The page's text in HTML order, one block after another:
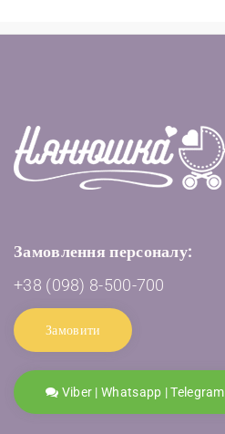
Замовлення персоналу:
+38 (098) 8-500-700
Замовити
Viber | Whatsapp | Telegram